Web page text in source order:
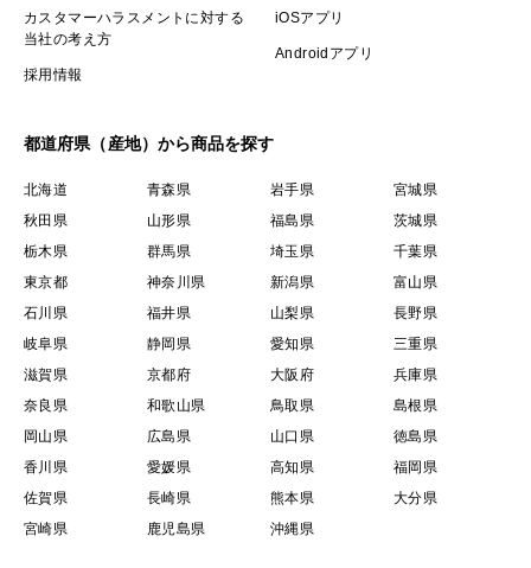
カスタマーハラスメントに対する
当社の考え方
採用情報
iOSアプリ
Androidアプリ
都道府県（産地）から商品を探す
北海道 青森県 岩手県
宮城県
秋田県
山形県 福島県
茨城県
栃木県
群馬県 埼玉県
千葉県
東京都
神奈川県 新潟県
富山県
石川県
福井県 山梨県
長野県
岐阜県
静岡県 愛知県
三重県
滋賀県
京都府 大阪府
兵庫県
奈良県
和歌山県 鳥取県
島根県
岡山県
広島県 山口県
徳島県
香川県
愛媛県 高知県
福岡県
佐賀県
長崎県 熊本県
大分県
宮崎県
鹿児島県 沖縄県